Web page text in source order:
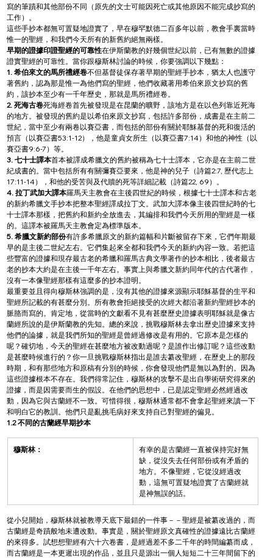
寫的筆蹟和其他部份不同（原先的文士可能因死亡或其他原因不能完成抄寫的
工作）。
這些手抄本都無可置疑地證實了，早在穆罕默德二百多年以前，教會手裏當時
惟一的聖經，和我們今天所有的新舊約絕無兩樣。
早期的證據印證聖經的可靠性在伊斯蘭教的好幾個世紀以前，已有無數的證據
證實聖經的可靠性。當你跟穆斯林討論的時候，你要強調以下幾點：
1. 希伯來文的馬所禮經卷不但基督徒保存著早期的聖經手抄本，猶太人也護守
著舊約，認為那是惟一為他們寫的聖經，他們收藏著用希伯來原文抄寫的舊
約，該抄本至少有一千年歷史，那就是馬所禮經卷。
2. 死海古卷死海經卷首先被發現是在昆蘭的曠野，該地方是在以色列靠近死海
的地方。被發現的舊約是以希伯來原文抄寫，包括許多部份，成書是在主前二
世紀，當中至少有兩卷以賽亞書，而包括的部份有關於耶穌基督的死和復活的
預言（以賽亞書53:1-12），他是童貞女所生（以賽亞書7:14）和他的神性（以
賽亞書9:6-7）等。
3. 七十士譯本首本被譯成希臘文的舊約被稱為七十士譯本，它亦是在主前二世
紀成書的。當中包括所有有關彌賽亞要來，他是神的兒子（詩篇2:7, 歷代志上
17:11-14），和他的受苦與及代贖的死等詳細記載（詩篇22, 69）。
4. 拉丁武加大譯本羅馬天主教會在主後四世紀的時候，根據七十士譯本和古老
的新約希臘文手抄本把整本聖經譯成拉丁文。武加大譯本像主後四世紀時的七
十士譯本那樣，把舊約和新約全放進去，其編排和我們今天所用的聖經是一樣
的。這譯本被羅馬天主教會定為標準版本。
5. 希臘文新約部份有許多希臘原文的新約篇幅和片斷被留存下來，它們年期最
早的是主後二世紀左右。它們集起來全都和我們今天的新約內容一致。若把這
些豐富的證據和現存最古老的希臘和羅馬古典文學著作的抄本相比，後者最古
老的抄本大約是在主後一千年左右。事實上與希臘文新約同年代的古代著作，
沒有一本像聖經那樣有這麼多的抄本證明。
最重要並且得向穆斯林強調的是，沒有其他的證據來源顯示耶穌基督的生平和
聖經所記載的有甚麼分別。所有教會拒絕接受的次經大都沿著新約聖經抄本的
脈胳而寫的。肯定地，從當時的文獻看不見有甚麼歷史證據表明耶穌就是像古
蘭經所說的是伊斯蘭教的先知。總的來說，挑戰穆斯林去拿出歷史證據來支持
他們的論據，就是我們所知的聖經是曾經過修改是有用的。它原本是怎樣的
呢？確切地，今天的聖經在甚麼地方被改動過呢？是誰作出修訂呢？這些改動
是甚麼時候進行的？你一旦挑戰穆斯林指出是誰去纂改聖經，在歷史上的那段
時期，和有那些地方和原稿有分別的時候，你會發現他們是無以為對的。因為
這些證據根本不存在。我們得常記住，穆斯林的攻擊不是出自學術研究得來的
證據，而是因需要而生的假設。在他們的思想中，已是認定聖經必然經過改
動，因為它與古蘭經不一致。可惜得很，穆斯林通常都不會拿起聖經來讀一下
和明白它的教訓。他們只是亂挑毛病好來支持自己對聖經的偏見。
1.2 不同的古蘭經早期抄本
穆斯林：
有幸的是古蘭經一直被保持完好無
缺，從沒失去任何部份或有矛盾的
地方。不像聖經，它從沒經過改
動，這無可置疑地證實了古蘭經就
是神無誤的話。
從小兒開始，穆斯林就被教導天底下最錯的一件事－－聖經是被纂改過的，而
古蘭經是奇蹟般地未遭改動。事實是，關於聖經原文真確性的證據遠比古蘭經
的來得多。試想想聖經有六十六卷書，是經過差不多二千年的時間編纂而成，
而古蘭經是一本更遲出現的作品，並且只是源出一個人短短二十三年間留下的